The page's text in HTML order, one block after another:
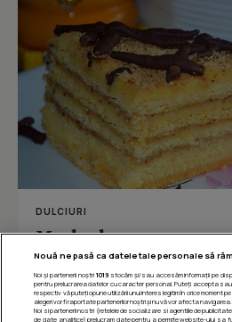
DULCIURI
Marlenka
Îmi place Distribuie
Nouă ne pasă ca datele tale personale să
Noi și partenerii noștri 1019stocăm și/sau accesăm informații pe
pentru prelucrarea datelor cu caracter personal. Puteți accepta
respectiv vă puteți opune utilizării unui interes legitim în orice
alegeri vor fi raportate partenerilor noștri și nu vă vor afecta navigarea.
Noi si partenerii nostri (retelele de socializare si agentiile de
de date analitice) prelucram date pentru a permite website-ului sa